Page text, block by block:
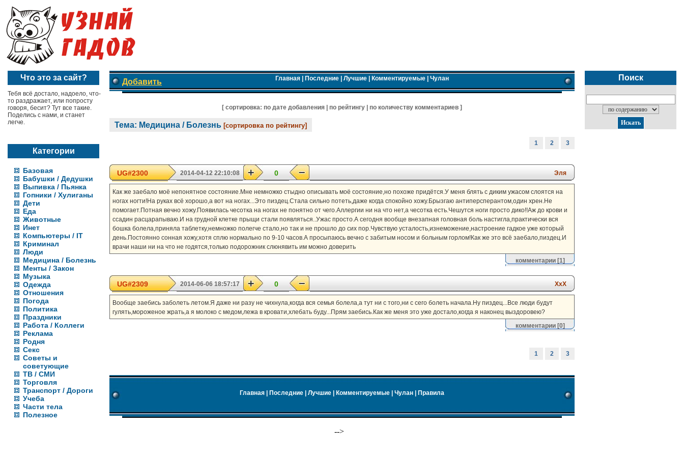
Что это за сайт?
Тебя всё достало, надоело, что-
то раздражает, или попросту
говоря, бесит? Тут все такие.
Поделись с нами, и станет
легче.
Категории
Базовая
Бабушки / Дедушки
Выпивка / Пьянка
Гопники / Хулиганы
Дети
Еда
Животные
Инет
Компьютеры / IT
Криминал
Люди
Медицина / Болезнь
Менты / Закон
Музыка
Одежда
Отношения
Погода
Политика
Праздники
Работа / Коллеги
Реклама
Родня
Секс
Советы и
советующие
ТВ / СМИ
Торговля
Транспорт / Дороги
Учеба
Части тела
Полезное
Добавить Главная| Последние| Лучшие| Комментируемые| Чулан
[ cортировка: по дате добавления по рейтингу по количеству комментариев ]
Тема: Медицина / Болезнь [сортировка по рейтингу]
1 2 3
UG#2300 2014-04-12 22:10:08 0 Эля
Как же заебало моё непонятное состояние.Мне немножко стыдно описывать моё состояние,но похоже придётся.У меня блять с диким ужасом слоятся на
ногах ногти!На руках всё хорошо,а вот на ногах...Это пиздец.Стала сильно потеть,даже когда спокойно хожу.Брызгаю антиперсперантом,один хрен.Не
помогает.Потная вечно хожу.Появилась чесотка на ногах не понятно от чего.Аллергии ни на что нет,а чесотка есть.Чешутся ноги просто дико!!Аж до крови и
ссадин расцарапываю.И на грудной клетке прыщи стали появляться..Ужас просто.А сегодня вообще внезапная головная боль настигла,практически вся
бошка болела,приняла таблетку,немножко полегче стало,но так и не прошло до сих пор.Чувствую усталость,изнеможение,настроение гадкое уже который
день.Постоянно сонная хожу,хотя сплю нормально по 9-10 часов.А просыпаюсь вечно с забитым носом и больным горлом!Как же это всё заебало,пиздец.И
врачи наши ни на что не годятся,только подорожник слюнявить им можно доверить
комментарии[1]
UG#2309 2014-06-06 18:57:17 0 ХхХ
Вообще заебись заболеть летом.Я даже ни разу не чихнула,когда вся семья болела,а тут ни с того,ни с сего болеть начала.Ну пиздец...Все люди будут
гулять,мороженое жрать,а я молоко с медом,лежа в кровати,хлебать буду...Прям заебись.Как же меня это уже достало,когда я наконец выздоровею?
комментарии[0]
1 2 3
Главная Последние Лучшие Комментируемые Чулан Правила
-->
Поиск